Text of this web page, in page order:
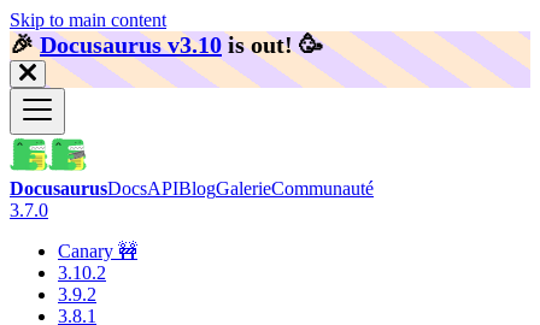
Skip to main content
🎉️Docusaurus v3.10 is out! 🥳️
DocusaurusDocsAPIBlogGalerieCommunauté
3.7.0
Canary 🚧
3.10.2
3.9.2
3.8.1